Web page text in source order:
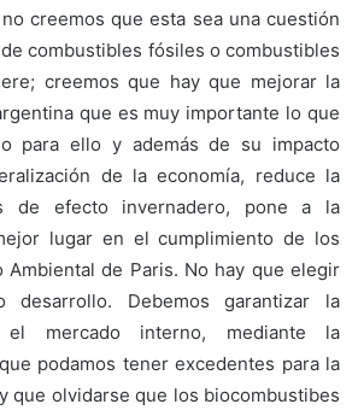
creemos que esta sea una cuestión
combustibles fósiles o combustibles
creemos que hay que mejorar la
que es muy importante lo que
para ello y además de su impacto
de la economía, reduce la
de efecto invernadero, pone a la
lugar en el cumplimiento de los
Ambiental de Paris. No hay que elegir
Debemos garantizar la
el mercado interno, mediante la
podamos tener excedentes para la
que olvidarse que los biocombustibes